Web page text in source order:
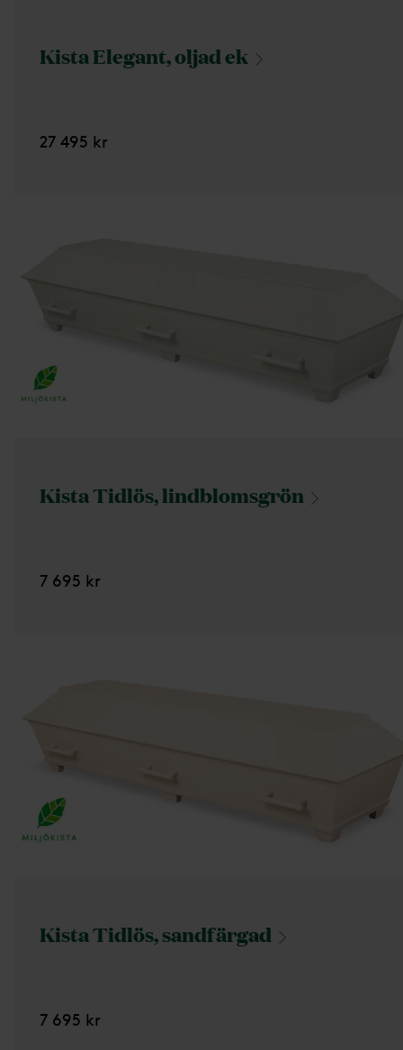
Kista Elegant, oljadek
27 495 kr
Kista Tidlös,lindblomsgrön
7 695 kr
Kista Tidlös,sandfärgad
7 695 kr